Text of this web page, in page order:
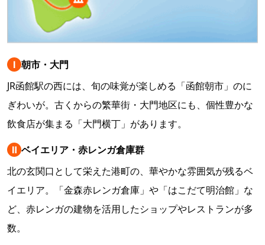
Ⅰ 朝市・大門
JR函館駅の西には、旬の味覚が楽しめる「函館朝市」のに
ぎわいが。古くからの繁華街・大門地区にも、個性豊かな
飲食店が集まる「大門横丁」があります。
Ⅱ ベイエリア・赤レンガ倉庫群
北の玄関口として栄えた港町の、華やかな雰囲気が残るベ
イエリア。「金森赤レンガ倉庫」や「はこだて明治館」な
ど、赤レンガの建物を活用したショップやレストランが多
数。